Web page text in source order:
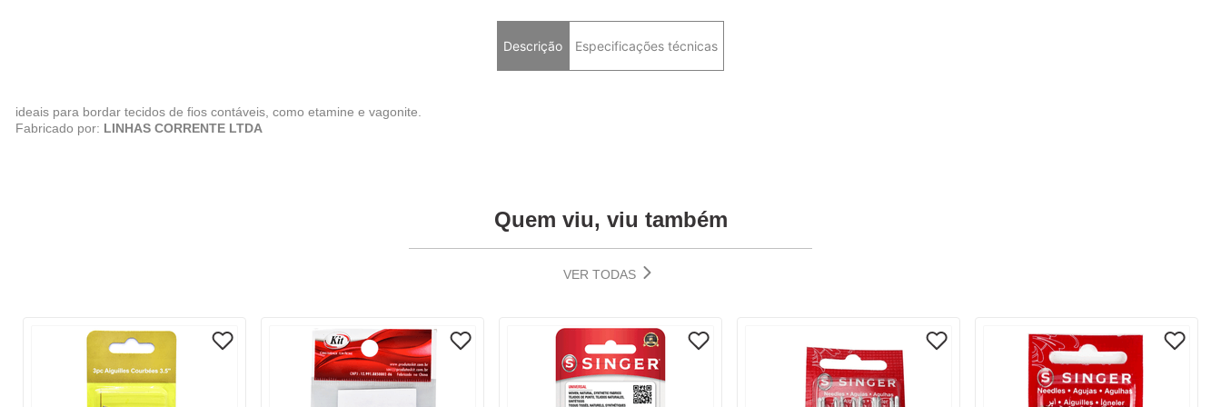
Descrição Especificações técnicas
ideais para bordar tecidos de fios contáveis, como etamine e vagonite.
Fabricado por: LINHAS CORRENTE LTDA
Quem viu, viu também
VER TODAS